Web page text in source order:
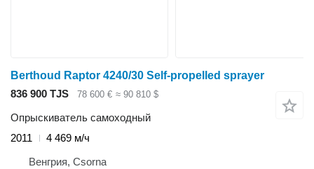
Berthoud Raptor 4240/30 Self-propelled sprayer
836 900 TJS
78 600 € ≈ 90 810 $
Опрыскиватель самоходный
2011
4 469 м/ч
Венгрия, Csorna